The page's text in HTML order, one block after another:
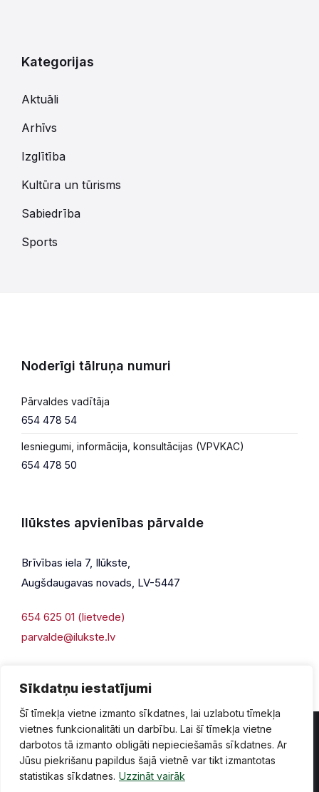
Sīkdatņu iestatījumi
Šī tīmekļa vietne izmanto sīkdatnes, lai uzlabotu tīmekļa
vietnes funkcionalitāti un darbību. Lai šī tīmekļa vietne
darbotos tā izmanto obligāti nepieciešamās sīkdatnes. Ar
Jūsu piekrišanu papildus šajā vietnē var tikt izmantotas
statistikas sīkdatnes. Uzzināt vairāk
Kategorijas
Aktuāli
Arhīvs
Izglītība
Kultūra un tūrisms
Sabiedrība
Sports
Noderīgi tālruņa numuri
Pārvaldes vadītāja
654 478 54
Iesniegumi, informācija, konsultācijas (VPVKAC)
654 478 50
Ilūkstes apvienības pārvalde
Brīvības iela 7, Ilūkste,
Augšdaugavas novads, LV-5447
654 625 01 (lietvede)
parvalde@ilukste.lv
Privātuma politika Piekļūstamība
Lapas karte